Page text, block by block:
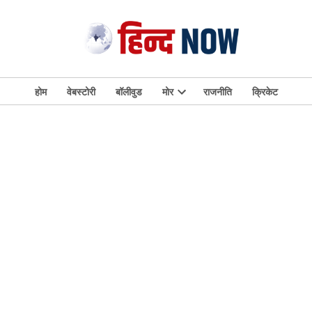
होम वेबस्टोरी बॉलीवुड मोर
Open
राजनीति क्रिकेट